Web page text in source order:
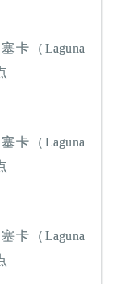
卡（Laguna
卡（Laguna
卡（Laguna